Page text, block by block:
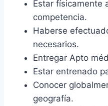
Estar físicamente
competencia.
Haberse
necesarios.
Entregar Apto
Estar entrenado
Conocer
geografía.